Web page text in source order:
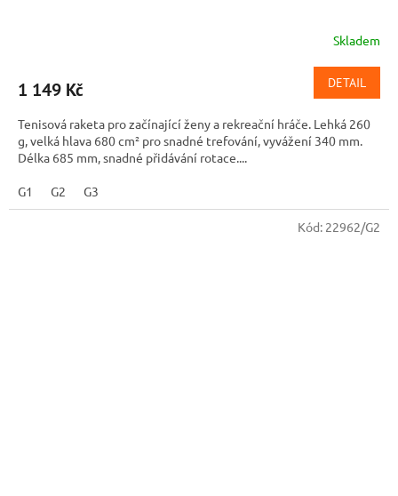
Skladem
1 149 Kč DETAIL
Tenisová raketa pro začínající ženy a rekreační hráče. Lehká 260
g, velká hlava 680 cm² pro snadné trefování, vyvážení 340 mm.
Délka 685 mm, snadné přidávání rotace....
G1 G2 G3
Kód: 22962/G2